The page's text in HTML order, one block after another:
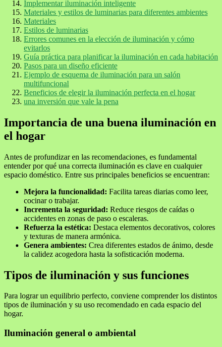
Implementar iluminación inteligente
Materiales y estilos de luminarias para diferentes ambientes
Materiales
Estilos de luminarias
Errores comunes en la elección de iluminación y cómo
evitarlos
Guía práctica para planificar la iluminación en cada habitación
Pasos para un diseño eficiente
Ejemplo de esquema de iluminación para un salón
multifuncional
Beneficios de elegir la iluminación perfecta en el hogar
una inversión que vale la pena
Importancia de una buena iluminación en
el hogar
Antes de profundizar en las recomendaciones, es fundamental
entender por qué una correcta iluminación es clave en cualquier
espacio doméstico. Entre sus principales beneficios se encuentran:
Mejora la funcionalidad: Facilita tareas diarias como leer,
cocinar o trabajar.
Incrementa la seguridad: Reduce riesgos de caídas o
accidentes en zonas de paso o escaleras.
Refuerza la estética: Destaca elementos decorativos, colores
y texturas de manera armónica.
Genera ambientes: Crea diferentes estados de ánimo, desde
la calidez acogedora hasta la sofisticación moderna.
Tipos de iluminación y sus funciones
Para lograr un equilibrio perfecto, conviene comprender los distintos
tipos de iluminación y su uso recomendado en cada espacio del
hogar.
Iluminación general o ambiental